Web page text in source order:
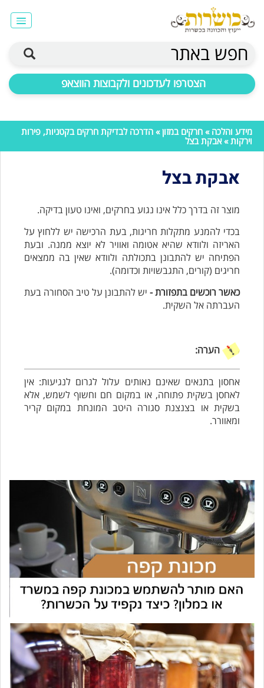
חפש באתר
הצטרפו לעדכונים ולקבוצות הווצאפ
מידע והלכה » חרקים במזון» הדרכה לבדיקת חרקים בקטניות, פירות
וירקות» אבקת בצל
אבקת בצל
מוצר זה בדרך כלל אינו נגוע בחרקים, ואינו טעון בדיקה.
בכדי להמנע מתקלות חריגות, בעת הרכישה יש ללחוץ על
האריזה ולוודא שהיא אטומה ואוויר לא יוצא ממנה. ובעת
הפתיחה יש להתבונן בתכולתה ולוודא שאין בה ממצאים
חריגים (קורים, התגבשויות וכדומה).
כאשר רוכשים בתפזורת - יש להתבונן על טיב הסחורה בעת
העברתה אל השקית.
הערה:
אחסון בתנאים שאינם נאותים עלול לגרום לנגיעות: אין
לאחסן בשקית פתוחה, או במקום חם וחשוף לשמש, אלא
בשקית או בצנצנת סגורה היטב המונחת במקום קריר
ומאוורר.